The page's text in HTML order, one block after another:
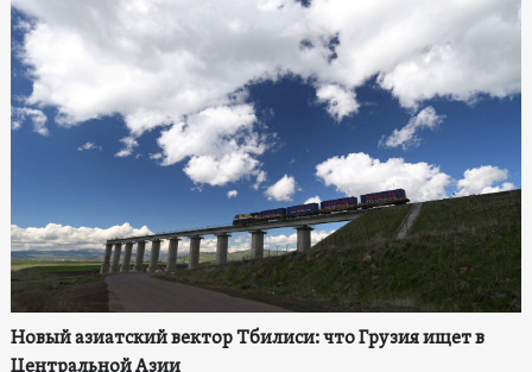
Новый азиатский вектор Тбилиси: что Грузия ищет в